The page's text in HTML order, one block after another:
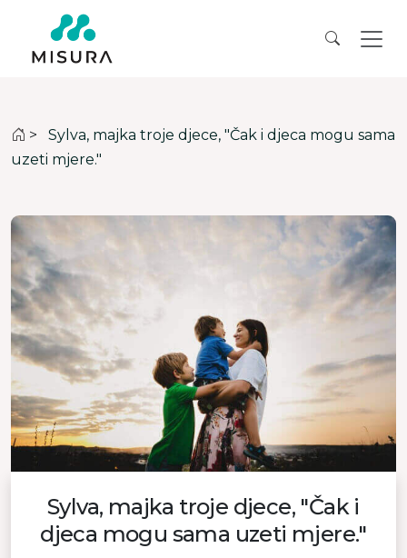
>
Sylva, majka troje djece, "Čak i djeca mogu sama
uzeti mjere."
Sylva, majka troje djece, "Čak i
djeca mogu sama uzeti mjere."